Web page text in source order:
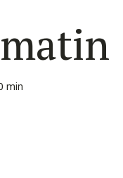
min